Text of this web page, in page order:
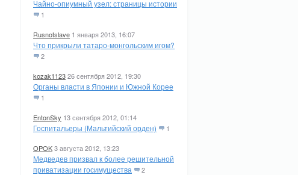
Чайно-опиумный узел: страницы истории
1
Rusnotslave 1 января 2013, 16:07
Что прикрыли татаро-монгольским игом?
2
kozak112326 сентября 2012, 19:30
Органы власти в Японии и Южной Корее
1
EntonSky 13 сентября 2012, 01:14
Госпитальеры (Мальтийский орден) 1
OPOK3 августа 2012, 13:23
Медведев призвал к более решительной
приватизации госимущества
2